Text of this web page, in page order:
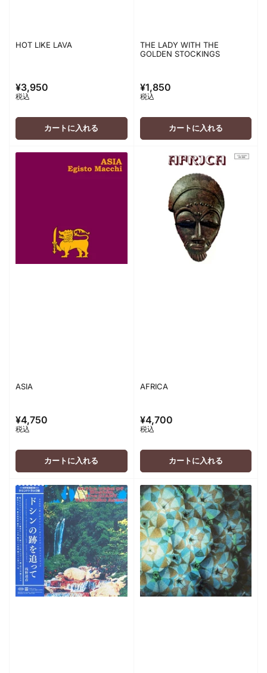
HOT LIKE LAVA
通
常
価
¥3,950
税込
カートに入れる
THE LADY WITH THE
GOLDEN STOCKINGS
通
常
価
¥1,850
税込
カートに入れる
ASIA
通
常
価
¥4,750
税込
カートに入れる
AFRICA
通
常
価
¥4,700
税込
カートに入れる